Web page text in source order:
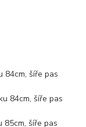
84cm, šíře pas
84cm, šíře pas
85cm, šíře pas